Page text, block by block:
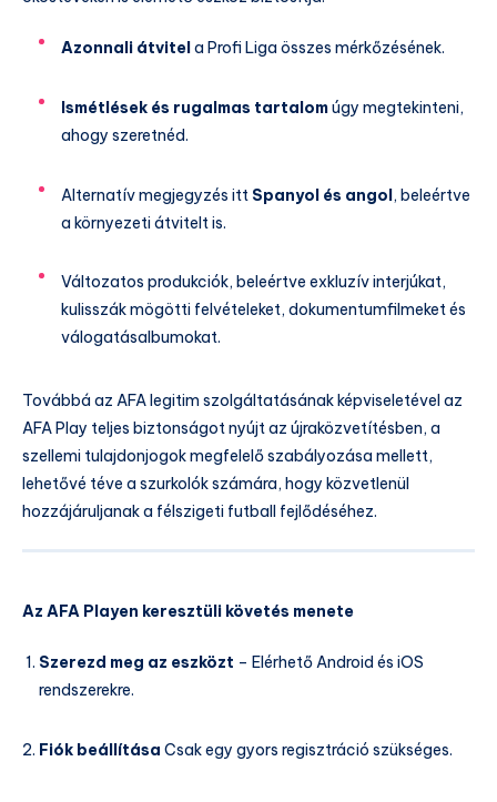
Azonnali átvitela Profi Liga összes mérkőzésének.
Ismétlések és rugalmas tartalomúgy megtekinteni,
ahogy szeretnéd.
Alternatív megjegyzés itt Spanyol és angol, beleértve
a környezeti átvitelt is.
Változatos produkciók, beleértve exkluzív interjúkat,
kulisszák mögötti felvételeket, dokumentumfilmeket és
válogatásalbumokat.
Továbbá az AFA legitim szolgáltatásának képviseletével az
AFA Play teljes biztonságot nyújt az újraközvetítésben, a
szellemi tulajdonjogok megfelelő szabályozása mellett,
lehetővé téve a szurkolók számára, hogy közvetlenül
hozzájáruljanak a félszigeti futball fejlődéséhez.
Az AFA Playen keresztüli követés menete
Szerezd meg az eszközt – Elérhető Android és iOS
rendszerekre.
Fiók beállítása Csak egy gyors regisztráció szükséges.